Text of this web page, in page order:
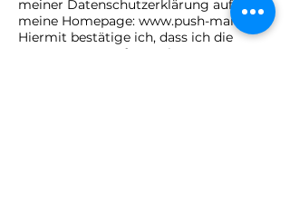
meiner Datenschutzerklärung auf
meine Homepage: www.push-man.de
Hiermit bestätige ich, dass ich die
vorgenannten Informationen zum